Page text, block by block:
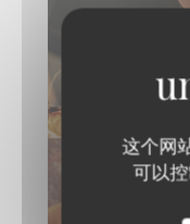
这个网
可以控